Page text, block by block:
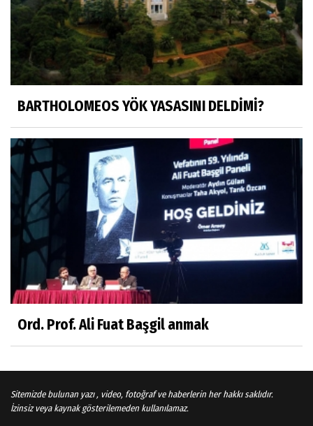
PAYLAŞIMLARI
Prof. Dr. Nevzat Gözaydın
"Bir gecede millet cahil kaldı Alfabemiz
Sosyal medya
Gönenli Mehmet efendi kıssalarından biri
RIZK
Arşiv haberlerimiz
TÜRKİYEYE DEMOKRASI ŞIP DİYE GELMEDİ
Süleyman Aydın
Ali Karaca
İRAN COĞRAFYASININ DEVLETLERİ..
BARTHOLOMEOS YÖK YASASINI DELDİMİ?
Ord. Prof. Ali Fuat Başgil anmak
Sitemizde bulunan yazı , video, fotoğraf ve haberlerin her hakkı saklıdır.
İzinsiz veya kaynak gösterilemeden kullanılamaz.